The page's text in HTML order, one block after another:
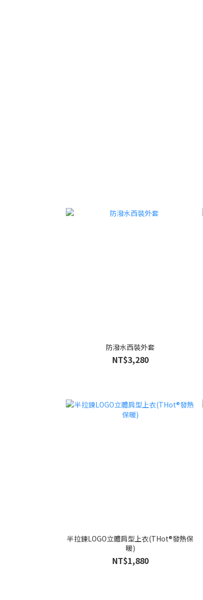
防潑水西裝外套
NT$3,280
半拉鍊LOGO立體肩型上衣(THot®發熱保
暖)
NT$1,880